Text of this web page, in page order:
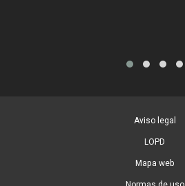
Aviso legal
LOPD
Mapa web